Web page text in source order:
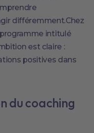
différemment.Chez
intitulé
est claire :
positives dans
du coaching